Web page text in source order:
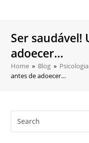
Ser saudável!
adoecer…
Home » Blog »
antes de adoecer…